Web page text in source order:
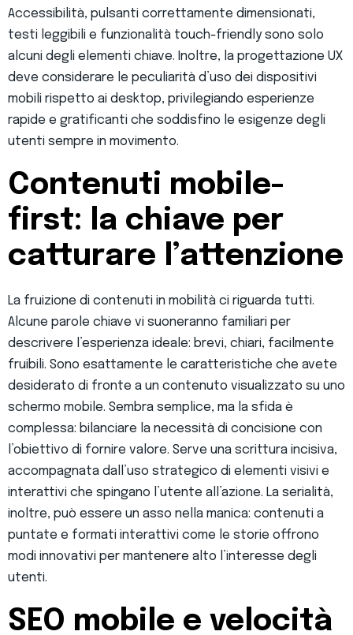
Accessibilità, pulsanti correttamente dimensionati,
testi leggibili e funzionalità touch-friendly sono solo
alcuni degli elementi chiave. Inoltre, la progettazione UX
deve considerare le peculiarità d’uso dei dispositivi
mobili rispetto ai desktop, privilegiando esperienze
rapide e gratificanti che soddisfino le esigenze degli
utenti sempre in movimento.
Contenuti mobile-
first: la chiave per
catturare l’attenzione
La fruizione di contenuti in mobilità ci riguarda tutti.
Alcune parole chiave vi suoneranno familiari per
descrivere l’esperienza ideale: brevi, chiari, facilmente
fruibili. Sono esattamente le caratteristiche che avete
desiderato di fronte a un contenuto visualizzato su uno
schermo mobile. Sembra semplice, ma la sfida è
complessa: bilanciare la necessità di concisione con
l’obiettivo di fornire valore. Serve una scrittura incisiva,
accompagnata dall’uso strategico di elementi visivi e
interattivi che spingano l’utente all’azione. La serialità,
inoltre, può essere un asso nella manica: contenuti a
puntate e formati interattivi come le storie offrono
modi innovativi per mantenere alto l’interesse degli
utenti.
SEO mobile e velocità